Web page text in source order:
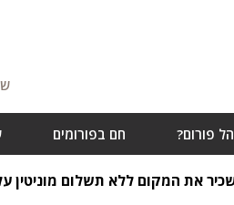
פורום? חם בפורומים
את המקום ללא תשלום מוניטין